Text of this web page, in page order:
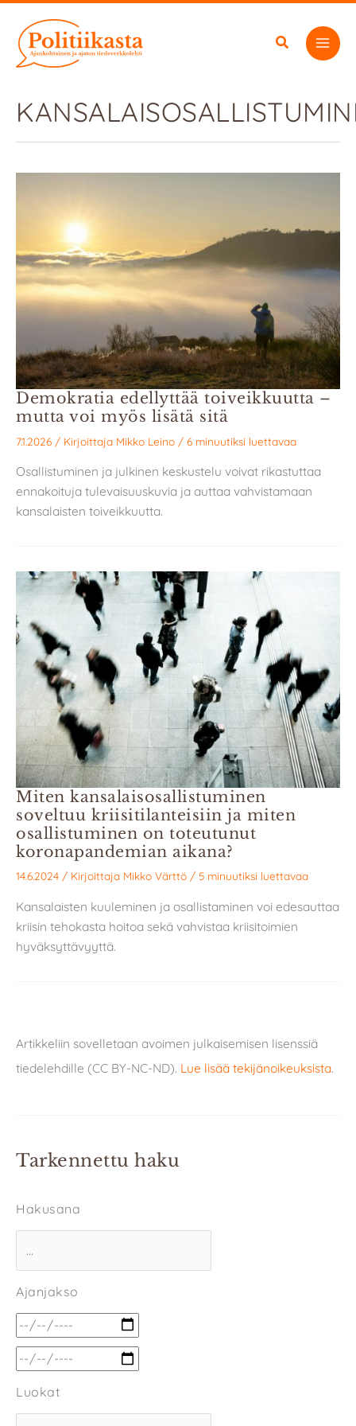
sisältöön
Demokratia edellyttää toiveikkuutta –
mutta voi myös lisätä sitä
7.1.2026 / Kirjoittaja Mikko Leino / 6 minuutiksi luettavaa
Osallistuminen ja julkinen keskustelu voivat rikastuttaa
ennakoituja tulevaisuuskuvia ja auttaa vahvistamaan
kansalaisten toiveikkuutta.
Miten kansalaisosallistuminen
soveltuu kriisitilanteisiin ja miten
osallistuminen on toteutunut
koronapandemian aikana?
14.6.2024 / Kirjoittaja Mikko Värttö / 5 minuutiksi luettavaa
Kansalaisten kuuleminen ja osallistaminen voi edesauttaa
kriisin tehokasta hoitoa sekä vahvistaa kriisitoimien
hyväksyttävyyttä.
Artikkeliin sovelletaan avoimen julkaisemisen lisenssiä
tiedelehdille (CC BY-NC-ND). Lue lisää tekijänoikeuksista.
Tarkennettu haku
Hakusana
Ajanjakso
Luokat